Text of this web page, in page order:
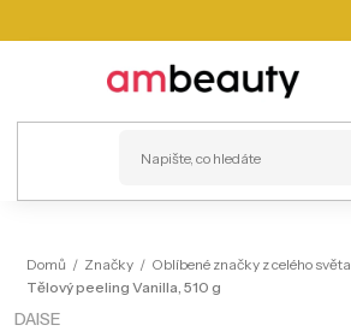
na
VLASY
Domů / Značky / Oblíbené značky z celého světa
Tělový peeling Vanilla, 510 g
DAISE